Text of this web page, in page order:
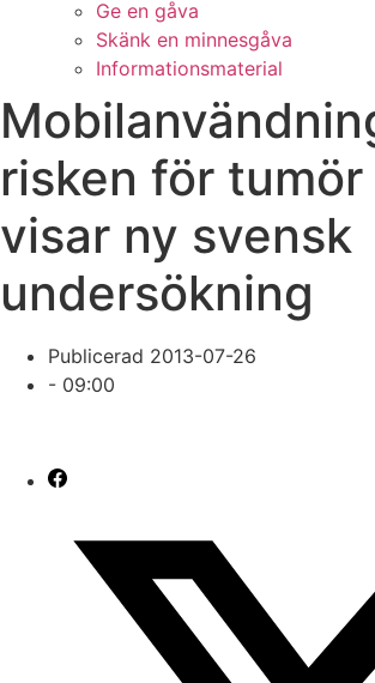
Ge en gåva
Skänk en minnesgåva
Informationsmaterial
risken för tumör
visar ny svensk
undersökning
Publicerad 2013-07-26
- 09:00